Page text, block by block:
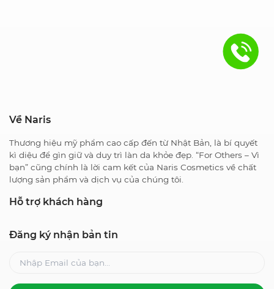
Về Naris
Thương hiệu mỹ phẩm cao cấp đến từ Nhật Bản, là bí quyết
kì diệu để gìn giữ và duy trì làn da khỏe đẹp. “For Others – Vì
bạn” cũng chính là lời cam kết của Naris Cosmetics về chất
lượng sản phẩm và dịch vụ của chúng tôi.
Hỗ trợ khách hàng
Đăng ký nhận bản tin